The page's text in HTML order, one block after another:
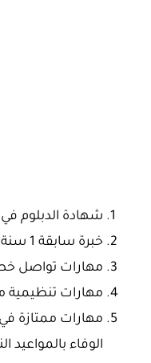
شهادة الدبلوم
خبرة سابقة 1 سنة في مجال العمل.
مهارات تواصل
مهارات تنظيمية
مهارات ممتازة
الوفاء بالمواعيد